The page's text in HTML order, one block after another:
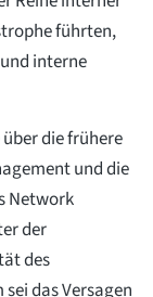
führten,
interne
die frühere
und die
Network
der
des
das Versagen